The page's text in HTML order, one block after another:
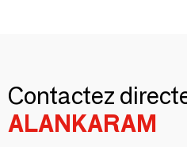
Contactez
ALANKARAM